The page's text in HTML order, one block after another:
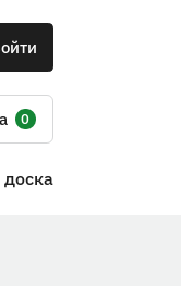
0
доска